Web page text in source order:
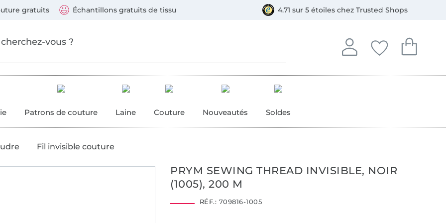
gratuits Échantillons gratuits de tissu 4.71 sur 5 étoiles chez Trusted Shops
Se connecter
Se connecter à votre
Mes favoris
Vous avez
Mon
Vous avez
Patrons de couture Laine Couture Nouveautés Soldes
Fil invisible couture
PRYM SEWING THREAD INVISIBLE, NOIR
(1005), 200 M
RÉF.: 709816-1005
suivants : Visa, Mastercard, Carte bleue, PayPal, Virement, Bancontact